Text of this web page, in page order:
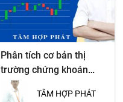
Phân tích cơ bản thị
trường chứng khoán
chuyên sâu
TÂM HỢP PHÁT